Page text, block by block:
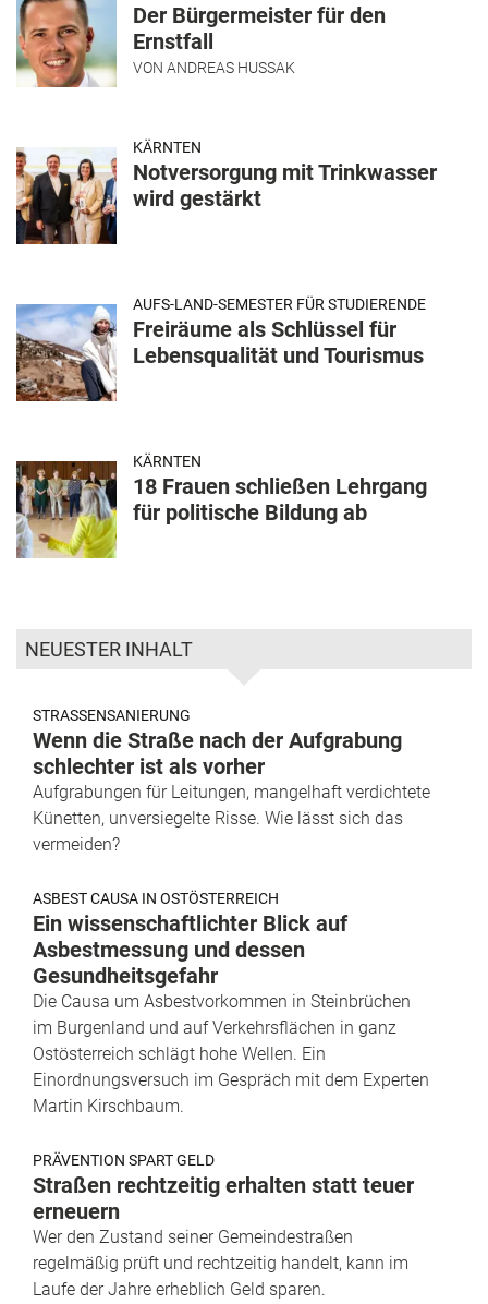
Der Bürgermeister für den
Ernstfall
VON ANDREAS HUSSAK
KÄRNTEN
Notversorgung mit Trinkwasser
wird gestärkt
AUFS-LAND-SEMESTER FÜR STUDIERENDE
Freiräume als Schlüssel für
Lebensqualität und Tourismus
KÄRNTEN
18 Frauen schließen Lehrgang
für politische Bildung ab
NEUESTER INHALT
STRASSENSANIERUNG
Wenn die Straße nach der Aufgrabung
schlechter ist als vorher
Aufgrabungen für Leitungen, mangelhaft verdichtete
Künetten, unversiegelte Risse. Wie lässt sich das
vermeiden?
ASBEST CAUSA IN OSTÖSTERREICH
Ein wissenschaftlichter Blick auf
Asbestmessung und dessen
Gesundheitsgefahr
Die Causa um Asbestvorkommen in Steinbrüchen
im Burgenland und auf Verkehrsflächen in ganz
Ostösterreich schlägt hohe Wellen. Ein
Einordnungsversuch im Gespräch mit dem Experten
Martin Kirschbaum.
PRÄVENTION SPART GELD
Straßen rechtzeitig erhalten statt teuer
erneuern
Wer den Zustand seiner Gemeindestraßen
regelmäßig prüft und rechtzeitig handelt, kann im
Laufe der Jahre erheblich Geld sparen.